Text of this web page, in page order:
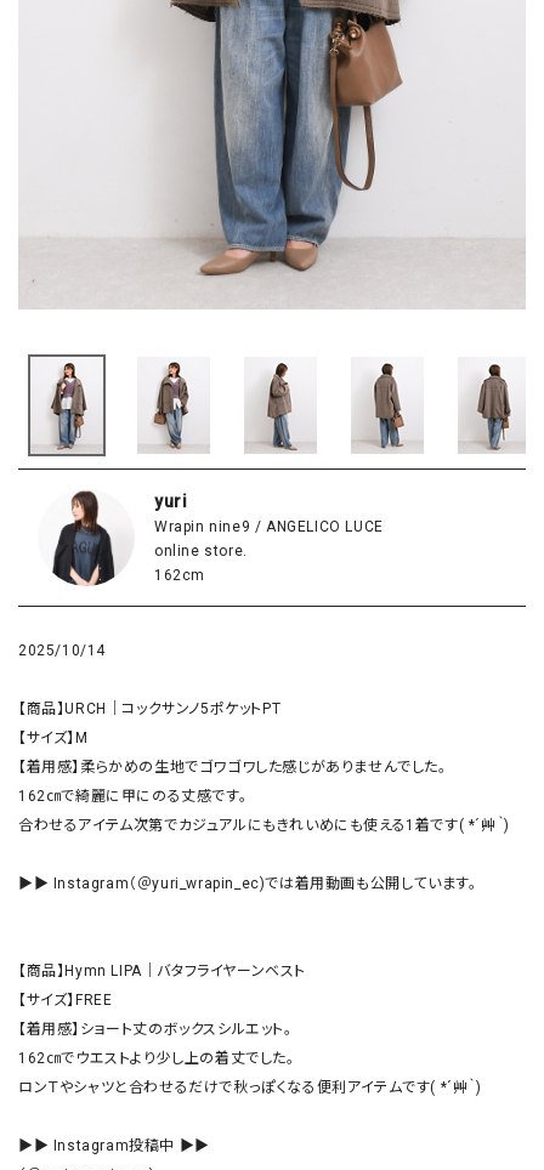
yuri
Wrapin nine9 / ANGELICO LUCE
online store.
162cm
2025/10/14
【商品】URCH｜コックサンノ5ポケットPT
【サイズ】M
【着用感】柔らかめの生地でゴワゴワした感じがありませんでした。
162㎝で綺麗に甲にのる丈感です。
合わせるアイテム次第でカジュアルにもきれいめにも使える1着です( *´艸｀)
▶▶ Instagram（＠yuri_wrapin_ec)では着用動画も公開しています。
【商品】Hymn LIPA｜バタフライヤーンベスト
【サイズ】FREE
【着用感】ショート丈のボックスシルエット。
162㎝でウエストより少し上の着丈でした。
ロンＴやシャツと合わせるだけで秋っぽくなる便利アイテムです( *´艸｀)
▶▶ Instagram投稿中 ▶▶